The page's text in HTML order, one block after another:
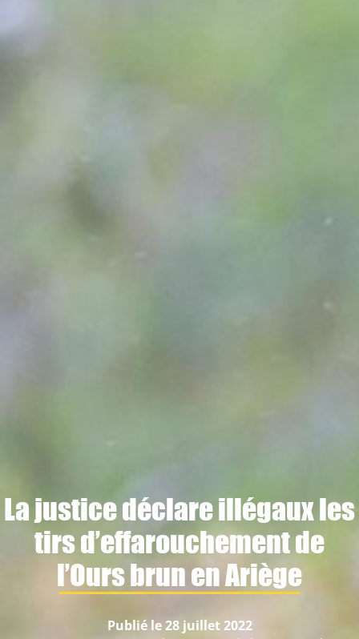
La justice déclare illégaux les
tirs d’effarouchement de
l’Ours brun en Ariège
Publié le 28 juillet 2022